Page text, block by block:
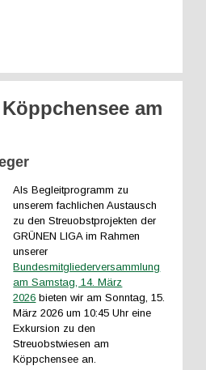
am
Als Begleitprogramm zu
unserem fachlichen Austausch
zu den Streuobstprojekten der
GRÜNEN LIGA im Rahmen
unserer
Bundesmitgliederversammlung
am Samstag, 14. März
2026 bieten wir am Sonntag, 15.
März 2026 um 10:45 Uhr eine
Exkursion zu den
Streuobstwiesen am
Köppchensee an.